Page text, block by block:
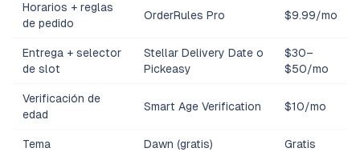
Horarios + reglas
de pedido
OrderRules Pro $9.99/mo
Entrega + selector
de slot
Stellar Delivery Date o
Pickeasy
$30–
$50/mo
Verificación de
edad
Smart Age Verification $10/mo
Tema Dawn (gratis) Gratis